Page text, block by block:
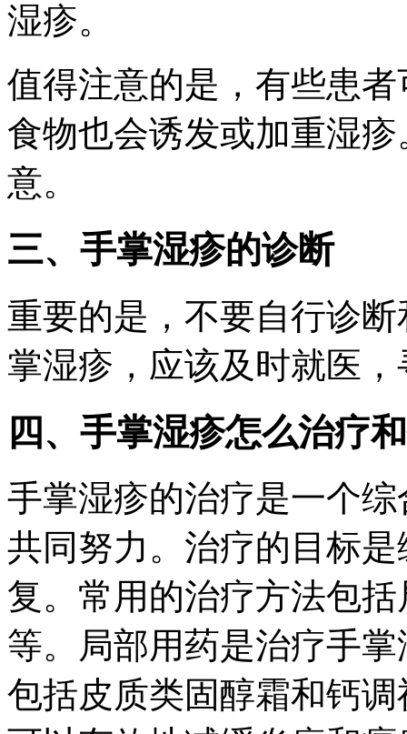
湿疹。
值得注意的是，有些患
食物也会诱发或加重湿
意。
三、手掌湿疹的诊断
重要的是，不要自行诊
掌湿疹，应该及时就医
四、手掌湿疹怎么治疗
手掌湿疹的治疗是一个
共同努力。治疗的目标
复。常用的治疗方法包
等。局部用药是治疗手
包括皮质类固醇霜和钙